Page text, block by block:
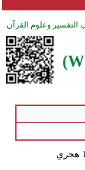
التفسير وعلوم القرآن